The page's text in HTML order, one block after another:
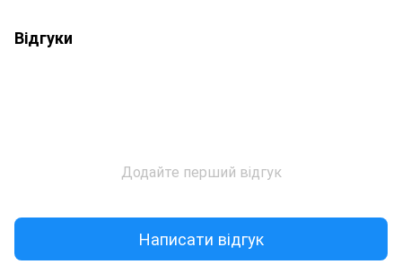
Відгуки
Додайте перший відгук
Написати відгук